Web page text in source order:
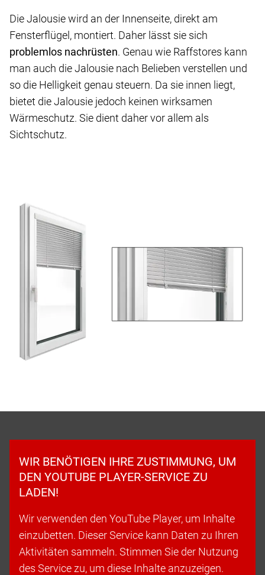
Die Jalousie wird an der Innenseite, direkt am
Fensterflügel, montiert. Daher lässt sie sich
problemlos nachrüsten. Genau wie Raffstores kann
man auch die Jalousie nach Belieben verstellen und
so die Helligkeit genau steuern. Da sie innen liegt,
bietet die Jalousie jedoch keinen wirksamen
Wärmeschutz. Sie dient daher vor allem als
Sichtschutz.
WIR BENÖTIGEN IHRE ZUSTIMMUNG, UM
DEN YOUTUBE PLAYER-SERVICE ZU
LADEN!
Wir verwenden den YouTube Player, um Inhalte
einzubetten. Dieser Service kann Daten zu Ihren
Aktivitäten sammeln. Stimmen Sie der Nutzung
des Service zu, um diese Inhalte anzuzeigen.